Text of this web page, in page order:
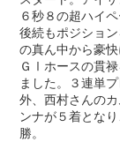
６秒８の超ハイ
後続もポジショ
の真ん中から豪
ＧⅠホースの貫
ました。３連単
外、西村さんの
ンナが５着とな
勝。